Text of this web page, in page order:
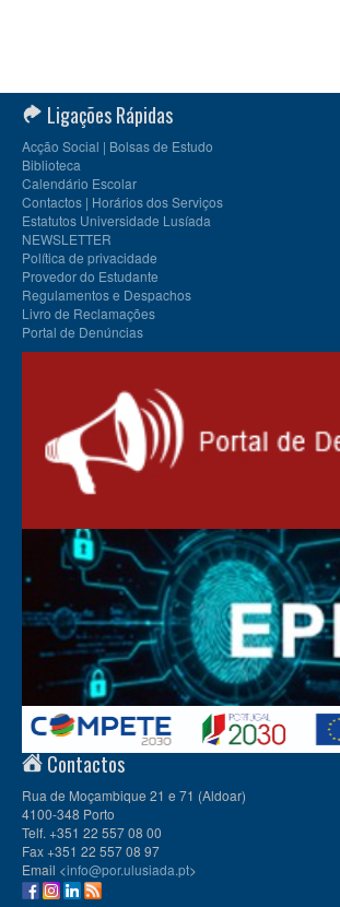
Ligações Rápidas
Acção Social | Bolsas de Estudo
Biblioteca
Calendário Escolar
Contactos | Horários dos Serviços
Estatutos Universidade Lusíada
NEWSLETTER
Política de privacidade
Provedor do Estudante
Regulamentos e Despachos
Livro de Reclamações
Portal de Denúncias
Contactos
Rua de Moçambique 21 e 71 (Aldoar)
4100-348 Porto
Telf. +351 22 557 08 00
Fax +351 22 557 08 97
Email <info@por.ulusiada.pt>